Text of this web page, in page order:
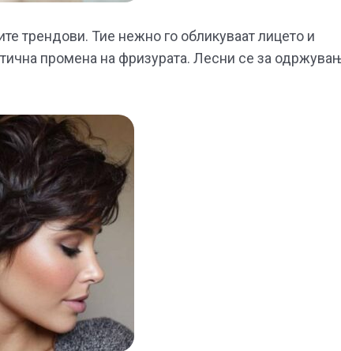
трендови. Тие нежно го обликуваат лицето и
промена на фризурата. Лесни се за